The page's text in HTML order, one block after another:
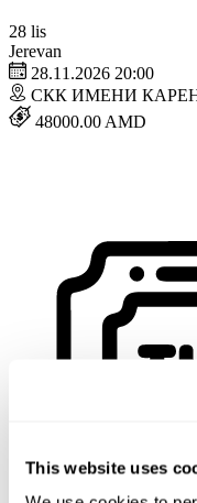
This website uses
28 lis
Jerevan
28.11.2026 20:00
СКК ИМЕНИ
48000.00 AMD